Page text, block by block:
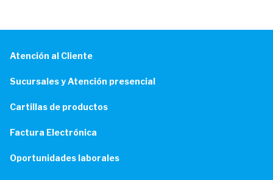
Atención al Cliente
Sucursales y Atención presencial
Cartillas de productos
Factura Electrónica
Oportunidades laborales